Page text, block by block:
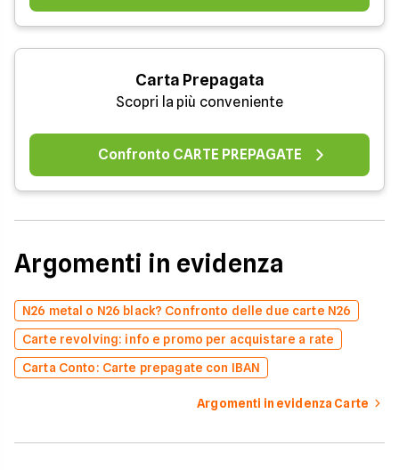
Carta Prepagata
Scopri la più conveniente
Confronto CARTE PREPAGATE
Argomenti in evidenza
N26 metal o N26 black? Confronto delle due carte N26
Carte revolving: info e promo per acquistare a rate
Carta Conto: Carte prepagate con IBAN
Argomenti in evidenza Carte